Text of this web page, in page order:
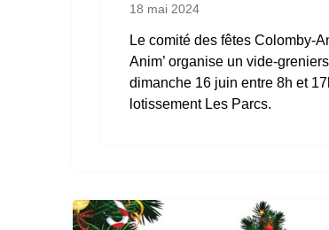
18 mai 2024
Le comité des fêtes Colomby-
Anim’ organise un vide-
dimanche 16 juin entre 8h et
lotissement Les Parcs.